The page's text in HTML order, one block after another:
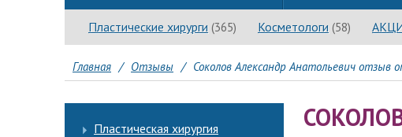
Пластические хирурги (365) Косметологи (58)
Главная / Отзывы / Соколов Александр Анатольевич отзыв
Пластическая хирургия